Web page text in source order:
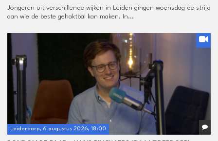
Jongeren uit verschillende wijken in Leiden gingen woensdag de strijd
aan wie de beste gehaktbal kan maken. In...
Leiderdorp, 6 augustus 2026, 18:00